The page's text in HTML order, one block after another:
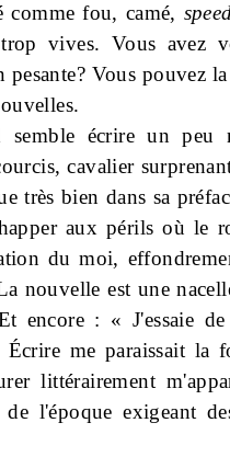
comme fou, camé,
vives. Vous avez
pesante? Vous pouvez
semble écrire un
cavalier
très bien dans sa
aux périls où le
du moi,
nouvelle est une
encore : « J'essaie
Écrire me paraissait
littérairement
de l'époque exigeant